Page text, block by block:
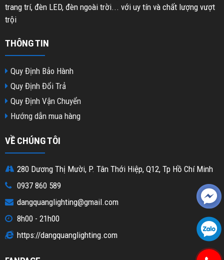
trang trí, đèn LED, đèn ngoài trời... với uy tín và chất lượng vượt
trội
THÔNG TIN
Quy Định Bảo Hành
Quy Định Đổi Trả
Quy Định Vận Chuyển
Hướng dẫn mua hàng
VỀ CHÚNG TÔI
280 Dương Thị Mười, P. Tân Thới Hiệp, Q12, Tp Hồ Chí Minh
0937 860 589
dangquanglighting@gmail.com
8h00 - 21h00
https://dangquanglighting.com